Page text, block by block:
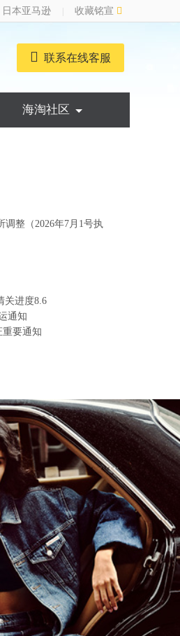
日本亚马逊
收藏铭宣
联系在线客服
海淘社区
调整（2026年7月1号执
关进度8.6
通知
重要通知